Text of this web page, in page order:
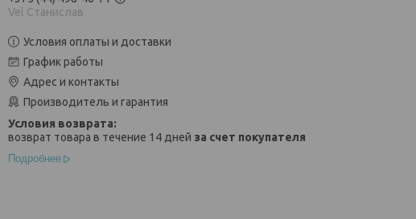
Vel Станислав
Условия оплаты и доставки
График работы
Адрес и контакты
Производитель и гарантия
возврат товара в течение 14 дней за счет покупателя
Подробнее